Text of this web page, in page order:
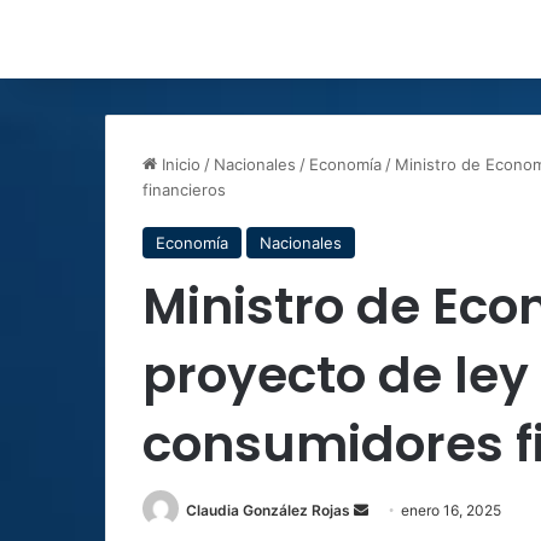
Inicio / Nacionales / Economía / Ministro de
financieros
Economía Nacionales
Ministro de
proyecto de
consumidores
Claudia González Rojas
Sendenero 16, 2025